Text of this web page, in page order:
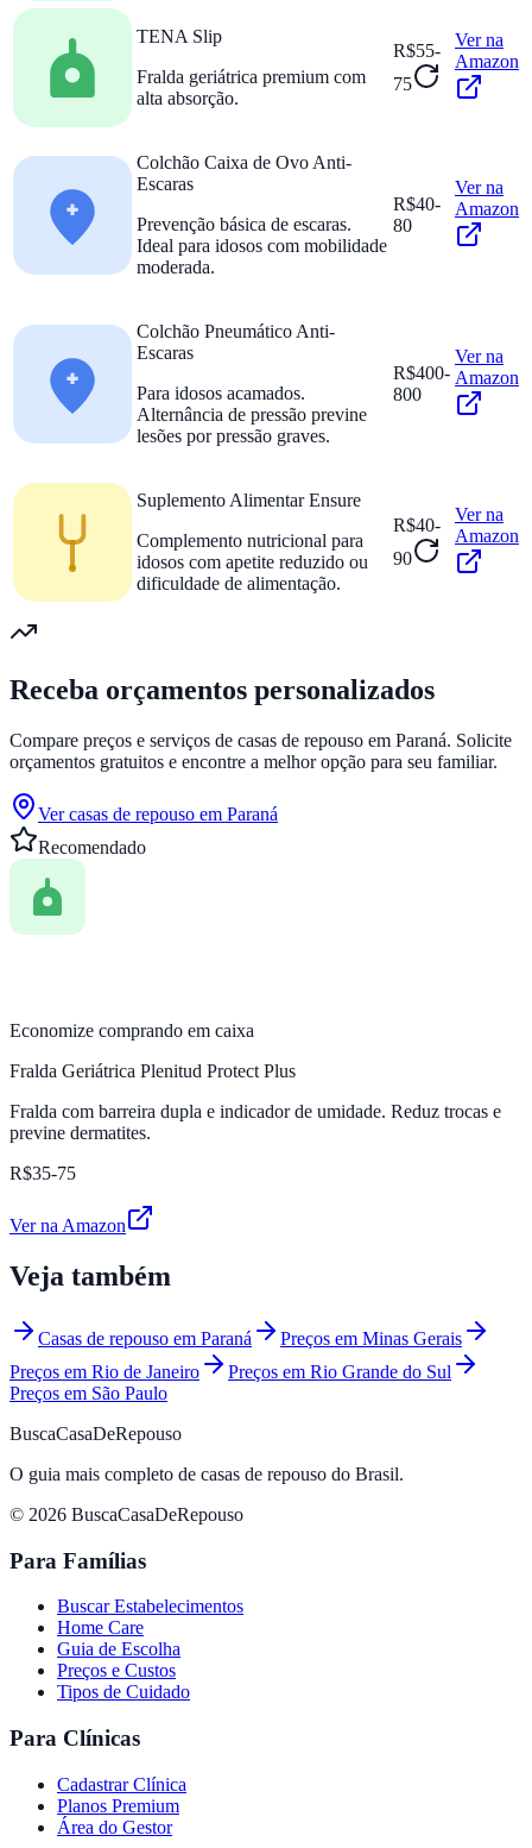
TENA Slip
Fralda geriátrica premium com
alta absorção.
R$55-
75
Ver na
Amazon
Colchão Caixa de Ovo Anti-
Escaras
Prevenção básica de escaras.
Ideal para idosos com mobilidade
moderada.
R$40-
80
Ver na
Amazon
Colchão Pneumático Anti-
Escaras
Para idosos acamados.
Alternância de pressão previne
lesões por pressão graves.
R$400-
800
Ver na
Amazon
Suplemento Alimentar Ensure
Complemento nutricional para
idosos com apetite reduzido ou
dificuldade de alimentação.
R$40-
90
Ver na
Amazon
Receba orçamentos personalizados
Compare preços e serviços de casas de repouso em Paraná. Solicite
orçamentos gratuitos e encontre a melhor opção para seu familiar.
Ver casas de repouso em Paraná
Recomendado
Economize comprando em caixa
Fralda Geriátrica Plenitud Protect Plus
Fralda com barreira dupla e indicador de umidade. Reduz trocas e
previne dermatites.
R$35-75
Ver na Amazon
Veja também
Casas de repouso em Paraná Preços em Minas Gerais
Preços em Rio de Janeiro Preços em Rio Grande do Sul
Preços em São Paulo
BuscaCasaDeRepouso
O guia mais completo de casas de repouso do Brasil.
© 2026 BuscaCasaDeRepouso
Para Famílias
Buscar Estabelecimentos
Home Care
Guia de Escolha
Preços e Custos
Tipos de Cuidado
Para Clínicas
Cadastrar Clínica
Planos Premium
Área do Gestor